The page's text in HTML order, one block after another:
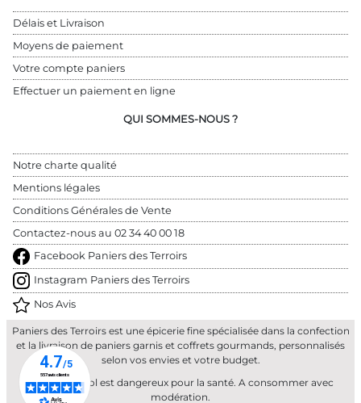
Délais et Livraison
Moyens de paiement
Votre compte paniers
Effectuer un paiement en ligne
QUI SOMMES-NOUS ?
Notre charte qualité
Mentions légales
Conditions Générales de Vente
Contactez-nous au 02 34 40 00 18
Facebook Paniers des Terroirs
Instagram Paniers des Terroirs
Nos Avis
Paniers des Terroirs est une épicerie fine spécialisée dans la confection
et la livraison de paniers garnis et coffrets gourmands, personnalisés
selon vos envies et votre budget.
L'abus d'alcool est dangereux pour la santé. A consommer avec
modération.